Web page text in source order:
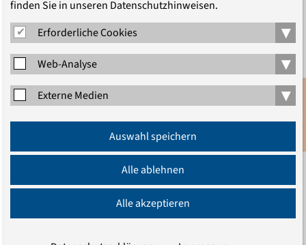
Vor 20 Jahren, am Reformationstag 2006, wurde die „Bibel in
gerechter Sprache“ (BigS) veröffentlicht. Die Neutestamentlerin
Marlene Crüsemann zeigt theologische Fehlentscheidungen in
klassischen Bibelübersetzungen und Alternativen auf.
Anmeldung
finden Sie in unseren Datenschutzhinweisen.
Erforderliche Cookies
▾
Web-Analyse ▾
Externe Medien ▾
Auswahl speichern
Alle ablehnen
Alle akzeptieren